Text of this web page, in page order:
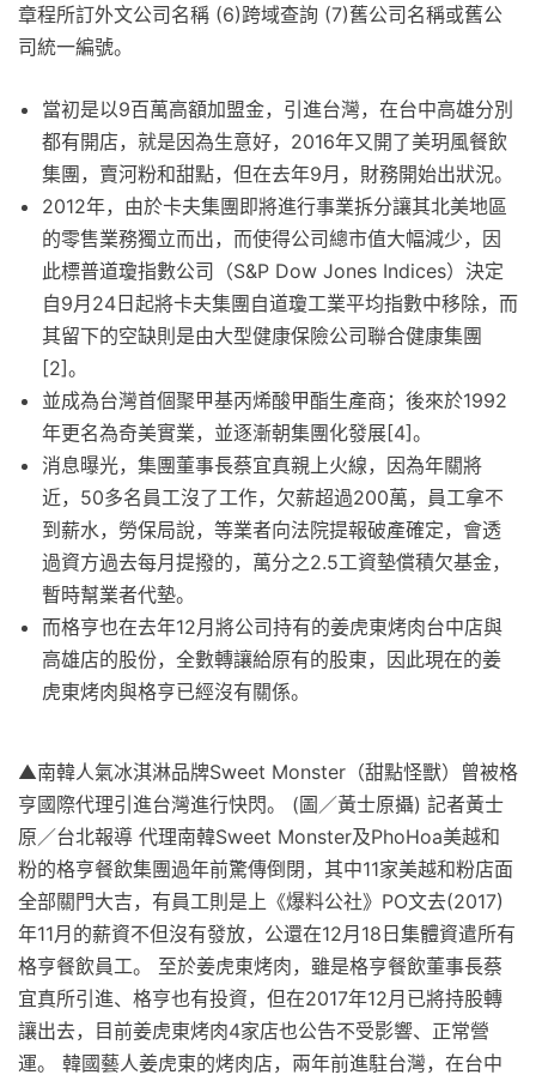
章程所訂外文公司名稱 (6)跨域查詢 (7)舊公司名稱或舊公
司統一編號。
當初是以9百萬高額加盟金，引進台灣，在台中高雄分別
都有開店，就是因為生意好，2016年又開了美玥風餐飲
集團，賣河粉和甜點，但在去年9月，財務開始出狀況。
2012年，由於卡夫集團即將進行事業拆分讓其北美地區
的零售業務獨立而出，而使得公司總市值大幅減少，因
此標普道瓊指數公司（S&P Dow Jones Indices）決定
自9月24日起將卡夫集團自道瓊工業平均指數中移除，而
其留下的空缺則是由大型健康保險公司聯合健康集團
[2]。
並成為台灣首個聚甲基丙烯酸甲酯生產商；後來於1992
年更名為奇美實業，並逐漸朝集團化發展[4]。
消息曝光，集團董事長蔡宜真親上火線，因為年關將
近，50多名員工沒了工作，欠薪超過200萬，員工拿不
到薪水，勞保局說，等業者向法院提報破產確定，會透
過資方過去每月提撥的，萬分之2.5工資墊償積欠基金，
暫時幫業者代墊。
而格亨也在去年12月將公司持有的姜虎東烤肉台中店與
高雄店的股份，全數轉讓給原有的股東，因此現在的姜
虎東烤肉與格亨已經沒有關係。
▲南韓人氣冰淇淋品牌Sweet Monster（甜點怪獸）曾被格
亨國際代理引進台灣進行快閃。 (圖／黃士原攝) 記者黃士
原／台北報導 代理南韓Sweet Monster及PhoHoa美越和
粉的格亨餐飲集團過年前驚傳倒閉，其中11家美越和粉店面
全部關門大吉，有員工則是上《爆料公社》PO文去(2017)
年11月的薪資不但沒有發放，公還在12月18日集體資遣所有
格亨餐飲員工。 至於姜虎東烤肉，雖是格亨餐飲董事長蔡
宜真所引進、格亨也有投資，但在2017年12月已將持股轉
讓出去，目前姜虎東烤肉4家店也公告不受影響、正常營
運。 韓國藝人姜虎東的烤肉店，兩年前進駐台灣，在台中